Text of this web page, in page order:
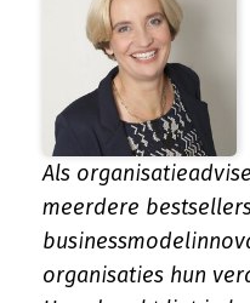
Als
meerdere
organisaties hun